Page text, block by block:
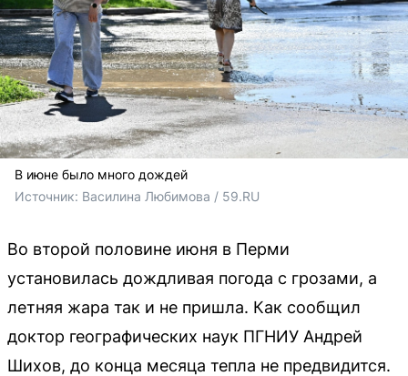
В июне было много дождей
Источник: Василина Любимова / 59.RU
Во второй половине июня в Перми
установилась дождливая погода с грозами, а
летняя жара так и не пришла. Как сообщил
доктор географических наук ПГНИУ Андрей
Шихов, до конца месяца тепла не предвидится.